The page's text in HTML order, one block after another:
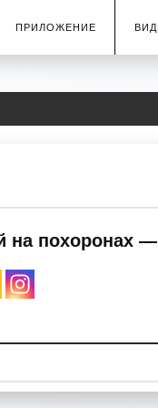
Skip
ПРИЛОЖЕНИЕ
похоронах